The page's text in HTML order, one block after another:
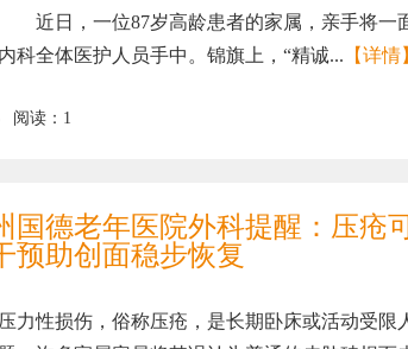
近日，一位87岁高龄患者的家属，亲手将一
科全体医护人员手中。锦旗上，“精诚... 【详情
阅读：1
国德老年医院外科提醒：压疮
预助创面稳步恢复
性损伤，俗称压疮，是长期卧床或活动受限